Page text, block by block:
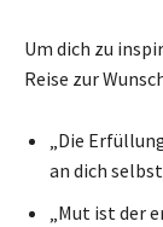
Um dich zu
Reise zur
„Die
an dich
„Mut ist der